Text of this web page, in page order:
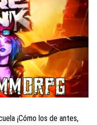
¡Cómo los de antes,